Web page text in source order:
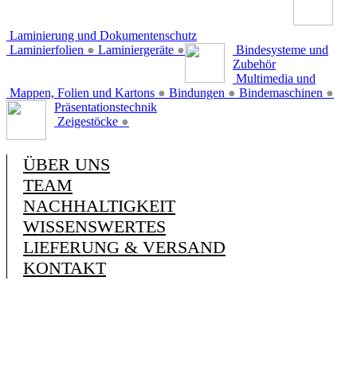
Laminierung und Dokumentenschutz
Laminierfolien ● Laminiergeräte ●
Bindesysteme und
Zubehör
Mappen, Folien und Kartons ● Bindungen ● Bindemaschinen ●
Multimedia und
Präsentationstechnik
Zeigestöcke ●
ÜBER UNS
TEAM
NACHHALTIGKEIT
WISSENSWERTES
LIEFERUNG & VERSAND
KONTAKT